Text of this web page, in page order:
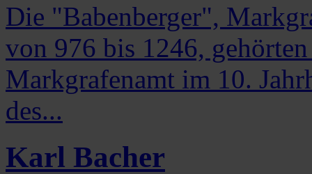
Die "Babenberger",
von 976 bis 1246,
Markgrafenamt im 10.
des...
Karl Bacher